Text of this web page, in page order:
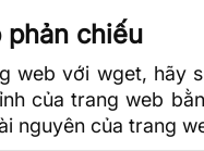
phản chiếu
web với wget, hãy
của trang web
nguyên của trang